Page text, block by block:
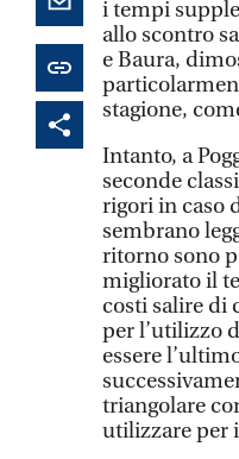
i tempi
allo scontro
e Baura,
stagione,
Intanto, a
seconde
rigori in caso
sembrano
ritorno sono
migliorato il
costi salire di
per l’utilizzo
essere
triangolare
utilizzare per